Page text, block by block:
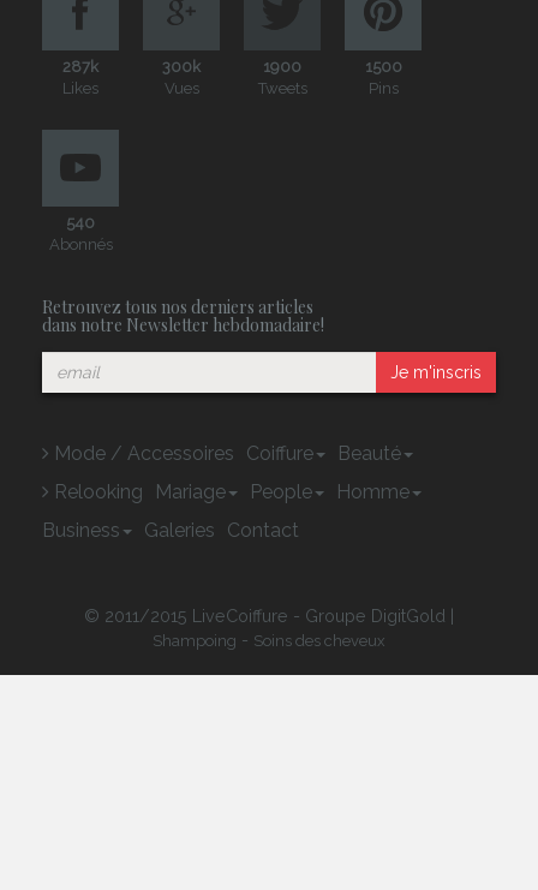
287k
Likes
300k
Vues
1900
Tweets
1500
Pins
540
Abonnés
Retrouvez tous nos derniers articles
dans notre Newsletter hebdomadaire!
Je m'inscris
Mode / Accessoires Coiffure
Beauté
Relooking
Mariage People
Homme
Business
Galeries Contact
© 2011/2015 LiveCoiffure - Groupe DigitGold |
Shampoing - Soins des cheveux